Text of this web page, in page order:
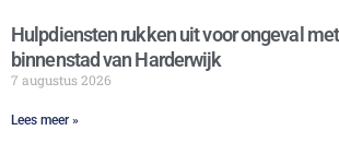
Hulpdiensten rukken uit voor ongeval
binnenstad van Harderwijk
7 augustus 2026
Lees meer »